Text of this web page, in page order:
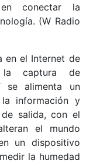
en conectar la
(W Radio
en el Internet de
la captura de
se alimenta un
información y
salida, con el
el mundo
un dispositivo
la humedad